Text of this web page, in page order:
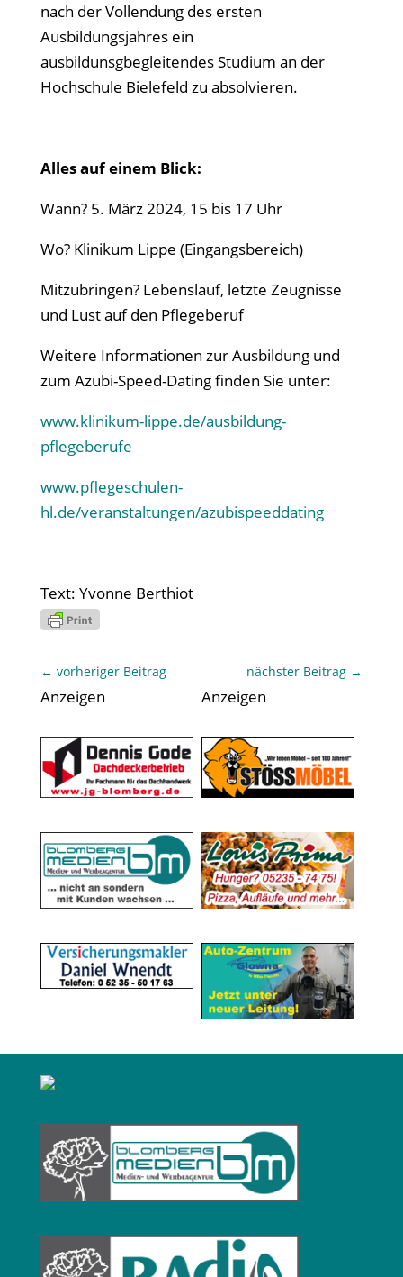
nach der Vollendung des ersten
Ausbildungsjahres ein
ausbildunsgbegleitendes Studium an der
Hochschule Bielefeld zu absolvieren.
Alles auf einem Blick:
Wann? 5. März 2024, 15 bis 17 Uhr
Wo? Klinikum Lippe (Eingangsbereich)
Mitzubringen? Lebenslauf, letzte Zeugnisse
und Lust auf den Pflegeberuf
Weitere Informationen zur Ausbildung und
zum Azubi-Speed-Dating finden Sie unter:
www.klinikum-lippe.de/ausbildung-
pflegeberufe
www.pflegeschulen-
hl.de/veranstaltungen/azubispeeddating
Text: Yvonne Berthiot
← vorheriger Beitrag nächster Beitrag →
Anzeigen Anzeigen